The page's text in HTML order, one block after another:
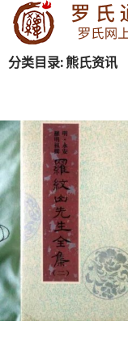
SKIP TO CONTENT
分类目录: 熊氏资讯